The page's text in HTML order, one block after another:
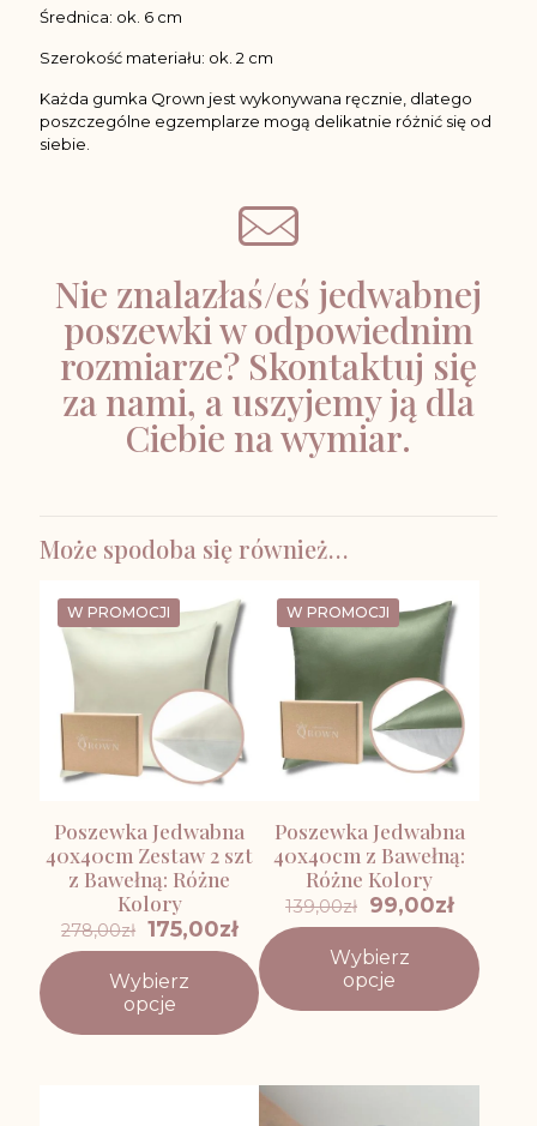
Średnica: ok. 6 cm
Szerokość materiału: ok. 2 cm
Każda gumka Qrown jest wykonywana ręcznie, dlatego
poszczególne egzemplarze mogą delikatnie różnić się od
siebie.
Nie znalazłaś/eś jedwabnej
poszewki w odpowiednim
rozmiarze? Skontaktuj się
za nami, a uszyjemy ją dla
Ciebie na wymiar.
Może spodoba się również…
W PROMOCJI
Poszewka Jedwabna
40x40cm Zestaw 2 szt
z Bawełną: Różne
Kolory
278,00zł Pierwotna
cena
wynosiła:
278,00zł.
175,00złAktualna
cena
wynosi:
175,00zł.
Wybierz
opcje
Ten
produkt
W PROMOCJI
Poszewka Jedwabna
40x40cm z Bawełną:
Różne Kolory
139,00zł
Pierwotna
cena
wynosiła:
139,00zł.
99,00zł
cena
wynosi:
99,00zł.
Wybierz
opcje
Ten
produkt
Opcje
można